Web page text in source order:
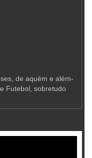
de aquém e além-
Futebol, sobretudo